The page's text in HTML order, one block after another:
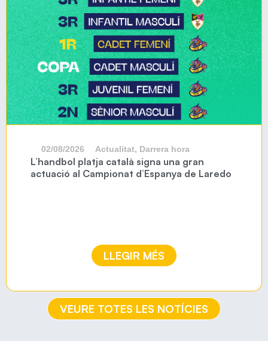
02/08/2026 Actualitat, Darrera hora
L’handbol platja català signa una gran
actuació al Campionat d’Espanya de Laredo
LLEGIR MÉS
VEURE TOTES LES NOTÍCIES